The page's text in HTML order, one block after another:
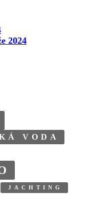
2024
VODA
JACHTING